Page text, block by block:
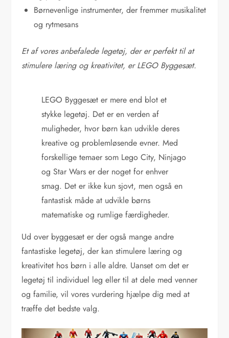
Børnevenlige instrumenter, der fremmer musikalitet
og rytmesans
Et af vores anbefalede legetøj, der er perfekt til at
stimulere læring og kreativitet, er LEGO Byggesæt.
LEGO Byggesæt er mere end blot et
stykke legetøj. Det er en verden af
muligheder, hvor børn kan udvikle deres
kreative og problemløsende evner. Med
forskellige temaer som Lego City, Ninjago
og Star Wars er der noget for enhver
smag. Det er ikke kun sjovt, men også en
fantastisk måde at udvikle børns
matematiske og rumlige færdigheder.
Ud over byggesæt er der også mange andre
fantastiske legetøj, der kan stimulere læring og
kreativitet hos børn i alle aldre. Uanset om det er
legetøj til individuel leg eller til at dele med venner
og familie, vil vores vurdering hjælpe dig med at
træffe det bedste valg.